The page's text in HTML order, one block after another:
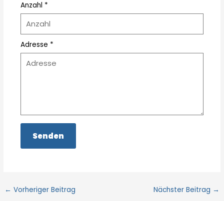
Anzahl *
Adresse *
← Vorheriger Beitrag Nächster Beitrag →